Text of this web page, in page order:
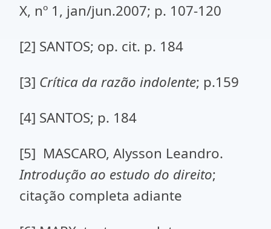
X, nº 1, jan/jun.2007; p. 107-120
[2] SANTOS; op. cit. p. 184
[3] Crítica da razão indolente; p.159
[4] SANTOS; p. 184
[5] MASCARO, Alysson Leandro.
Introdução ao estudo do direito;
citação completa adiante